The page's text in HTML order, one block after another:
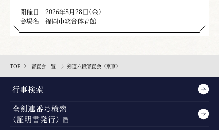
開催日
2026年8月28日（金）
会場名
福岡市総合体育館
TOP 審査会一覧 剣道六段審査会（東京）
行事検索
全剣連番号検索
（証明書発行）